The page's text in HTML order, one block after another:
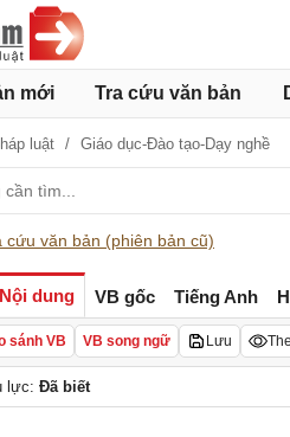
mới Tra cứu văn bản
luật Giáo dục-Đào tạo-Dạy nghề
cứu văn bản (phiên bản cũ)
Nội dung VB gốc Tiếng Anh
sánh VB VB song ngữ Lưu
lực: Đã biết